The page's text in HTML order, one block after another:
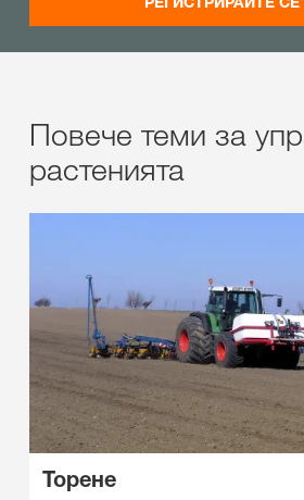
Повече теми за
растенията
Торене